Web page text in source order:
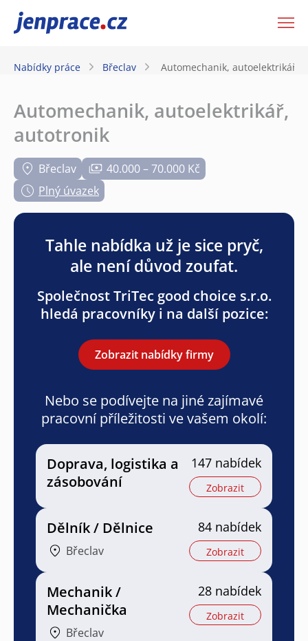
JenPráce.cz
Nabídky práce Břeclav Automechanik, autoelektrikář,
Automechanik, autoelektrikář,
autotronik
Břeclav
40.000 – 70.000 Kč
Plný úvazek
Tahle nabídka už je sice pryč,
ale není důvod zoufat.
Společnost TriTec good choice s.r.o.
hledá pracovníky i na další pozice:
Zobrazit nabídky firmy
Nebo se podívejte na jiné zajímavé
pracovní příležitosti ve vašem okolí:
Doprava, logistika a
zásobování
147 nabídek
Zobrazit
Dělník / Dělnice
Břeclav
84 nabídek
Zobrazit
Mechanik /
Mechanička
Břeclav
28 nabídek
Zobrazit